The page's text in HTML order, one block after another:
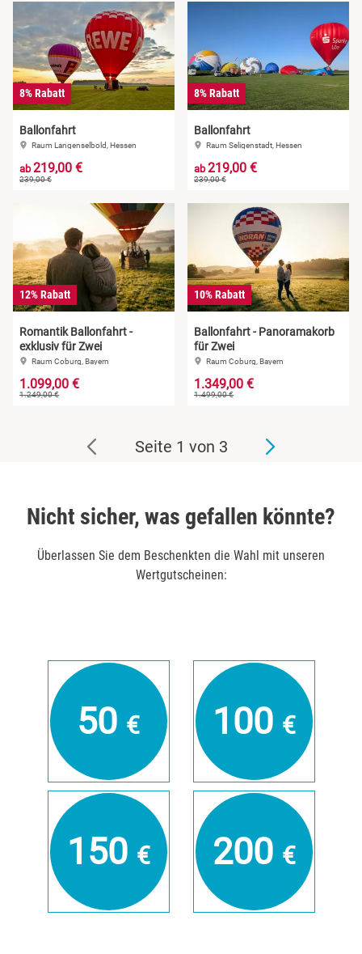
8% Rabatt
Ballonfahrt
Raum Langenselbold, Hessen
ab219,00 €
239,00 €
8% Rabatt
Ballonfahrt
Raum Seligenstadt, Hessen
ab219,00 €
239,00 €
12% Rabatt
Romantik Ballonfahrt -
exklusiv für Zwei
Raum Coburg, Bayern
1.099,00 €
1.249,00 €
10% Rabatt
Ballonfahrt - Panoramakorb
für Zwei
Raum Coburg, Bayern
1.349,00 €
1.499,00 €
Seite 1 von 3
Nicht sicher, was gefallen könnte?
Überlassen Sie dem Beschenkten die Wahl mit unseren
Wertgutscheinen:
50 €
150 €
100 €
200 €